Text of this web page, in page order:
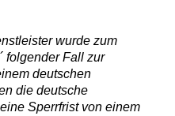
wurde zum
folgender Fall zur
deutschen
die deutsche
Sperrfrist von einem